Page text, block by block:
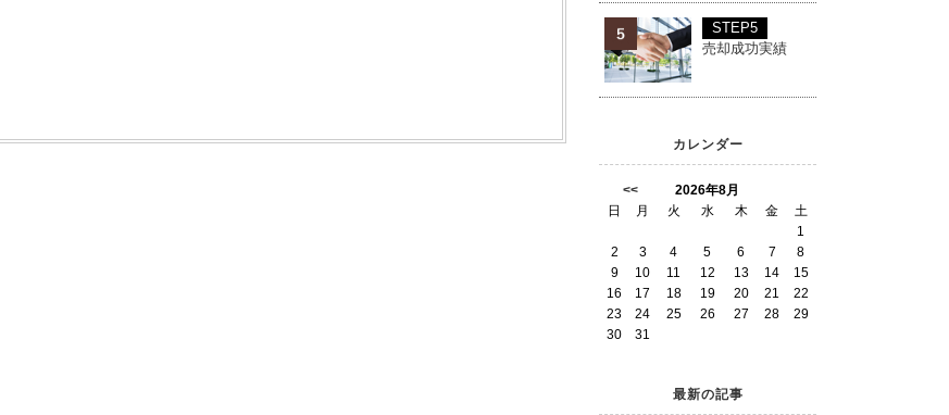
STEP5
売却成功実績
カレンダー
<<
2026年8月
日
月 火 水 木 金
土
1
2
3 4 5 6 7
8
9
10 11 12 13 14
15
16
17 18 19 20 21
22
23
24 25 26 27 28
29
30
31
最新の記事